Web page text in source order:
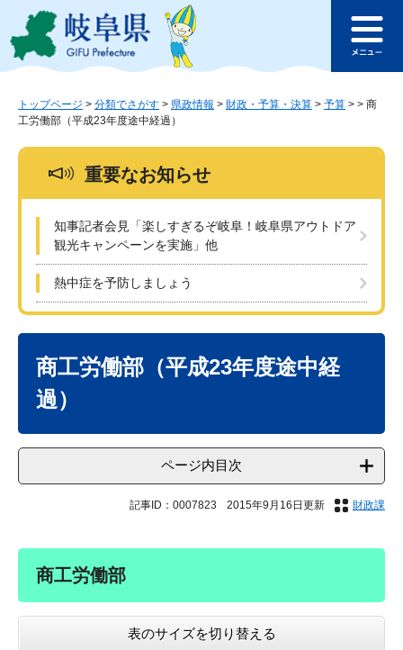
ジ
ュ
このページの本文へ
ュ
トップページ > 分類でさがす > 県政情報 > 財政・予算・決算 > 予算 > > 商
工労働部（平成23年度途中経過）
重要なお知らせ
知事記者会見「楽しすぎるぞ岐阜！岐阜県アウトドア
観光キャンペーンを実施」他
熱中症を予防しましょう
商工労働部（平成23年度途中経
過）
ページ内目次
記事ID：0007823 2015年9月16日更新 財政課
商工労働部
表のサイズを切り替える